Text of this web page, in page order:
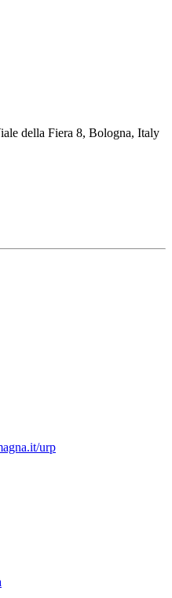
della Fiera 8, Bologna, Italy
urp